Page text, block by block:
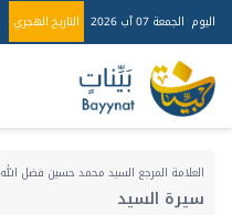
اليوم الجمعة 07 آب 2026 التاريخ الهجري
العلامة المرجع السيد محمد حسين فضل الله
سيرة السيد